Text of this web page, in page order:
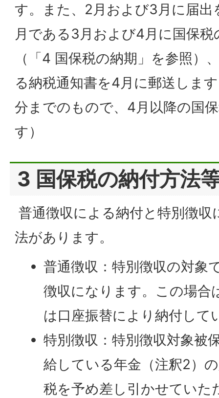
す。また、2月および3月に届出
月である3月および4月に国保
（「4 国保税の納期」を参照）
る納税通知書を4月に郵送しま
分までのもので、4月以降の国
す）
3 国保税の納付方法
普通徴収による納付と特別徴
法があります。
普通徴収：特別徴収の対象
徴収になります。この場合
は口座振替により納付し
特別徴収：特別徴収対象被
給している年金（注釈2）
税を予め差し引かせてい